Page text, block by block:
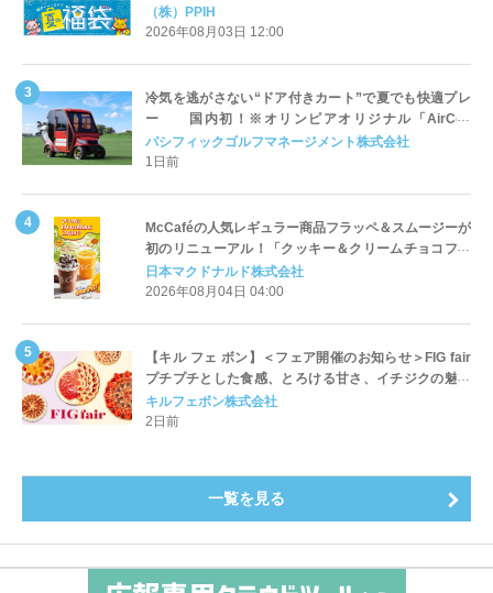
「夏福袋」＆セール 8月6日(木)より順次スタート
（株）PPIH
2026年08月03日 12:00
冷気を逃がさない“ドア付きカート”で夏でも快適プレ
ー 国内初！※オリンピアオリジナル「AirCon
Cart（エアコンカート）」導入 | ＰＧＭ
パシフィックゴルフマネージメント株式会社
1日前
McCaféの人気レギュラー商品フラッペ＆スムージーが
初のリニューアル！「クッキー＆クリームチョコフラ
ッペ」「マンゴースムージー」8月5日（水）から販売
開始
日本マクドナルド株式会社
2026年08月04日 04:00
【キル フェ ボン】＜フェア開催のお知らせ＞FIG fair
プチプチとした食感、とろける甘さ、イチジクの魅力
をたっぷりと。新作を含め、イチジク尽くしの全4種が
登場8月20日（木）スタート
キルフェボン株式会社
2日前
一覧を見る